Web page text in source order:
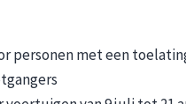
personen met een